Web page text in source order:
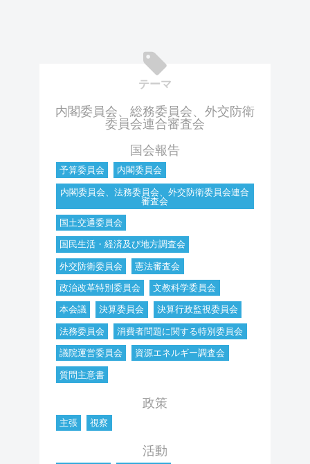
テーマ
内閣委員会、総務委員会、外交防衛
委員会連合審査会
国会報告
予算委員会
内閣委員会
内閣委員会、法務委員会、外交防衛委員会連合
審査会
国土交通委員会
国民生活・経済及び地方調査会
外交防衛委員会
憲法審査会
政治改革特別委員会
文教科学委員会
本会議
決算委員会
決算行政監視委員会
法務委員会
消費者問題に関する特別委員会
議院運営委員会
資源エネルギー調査会
質問主意書
政策
主張 視察
活動